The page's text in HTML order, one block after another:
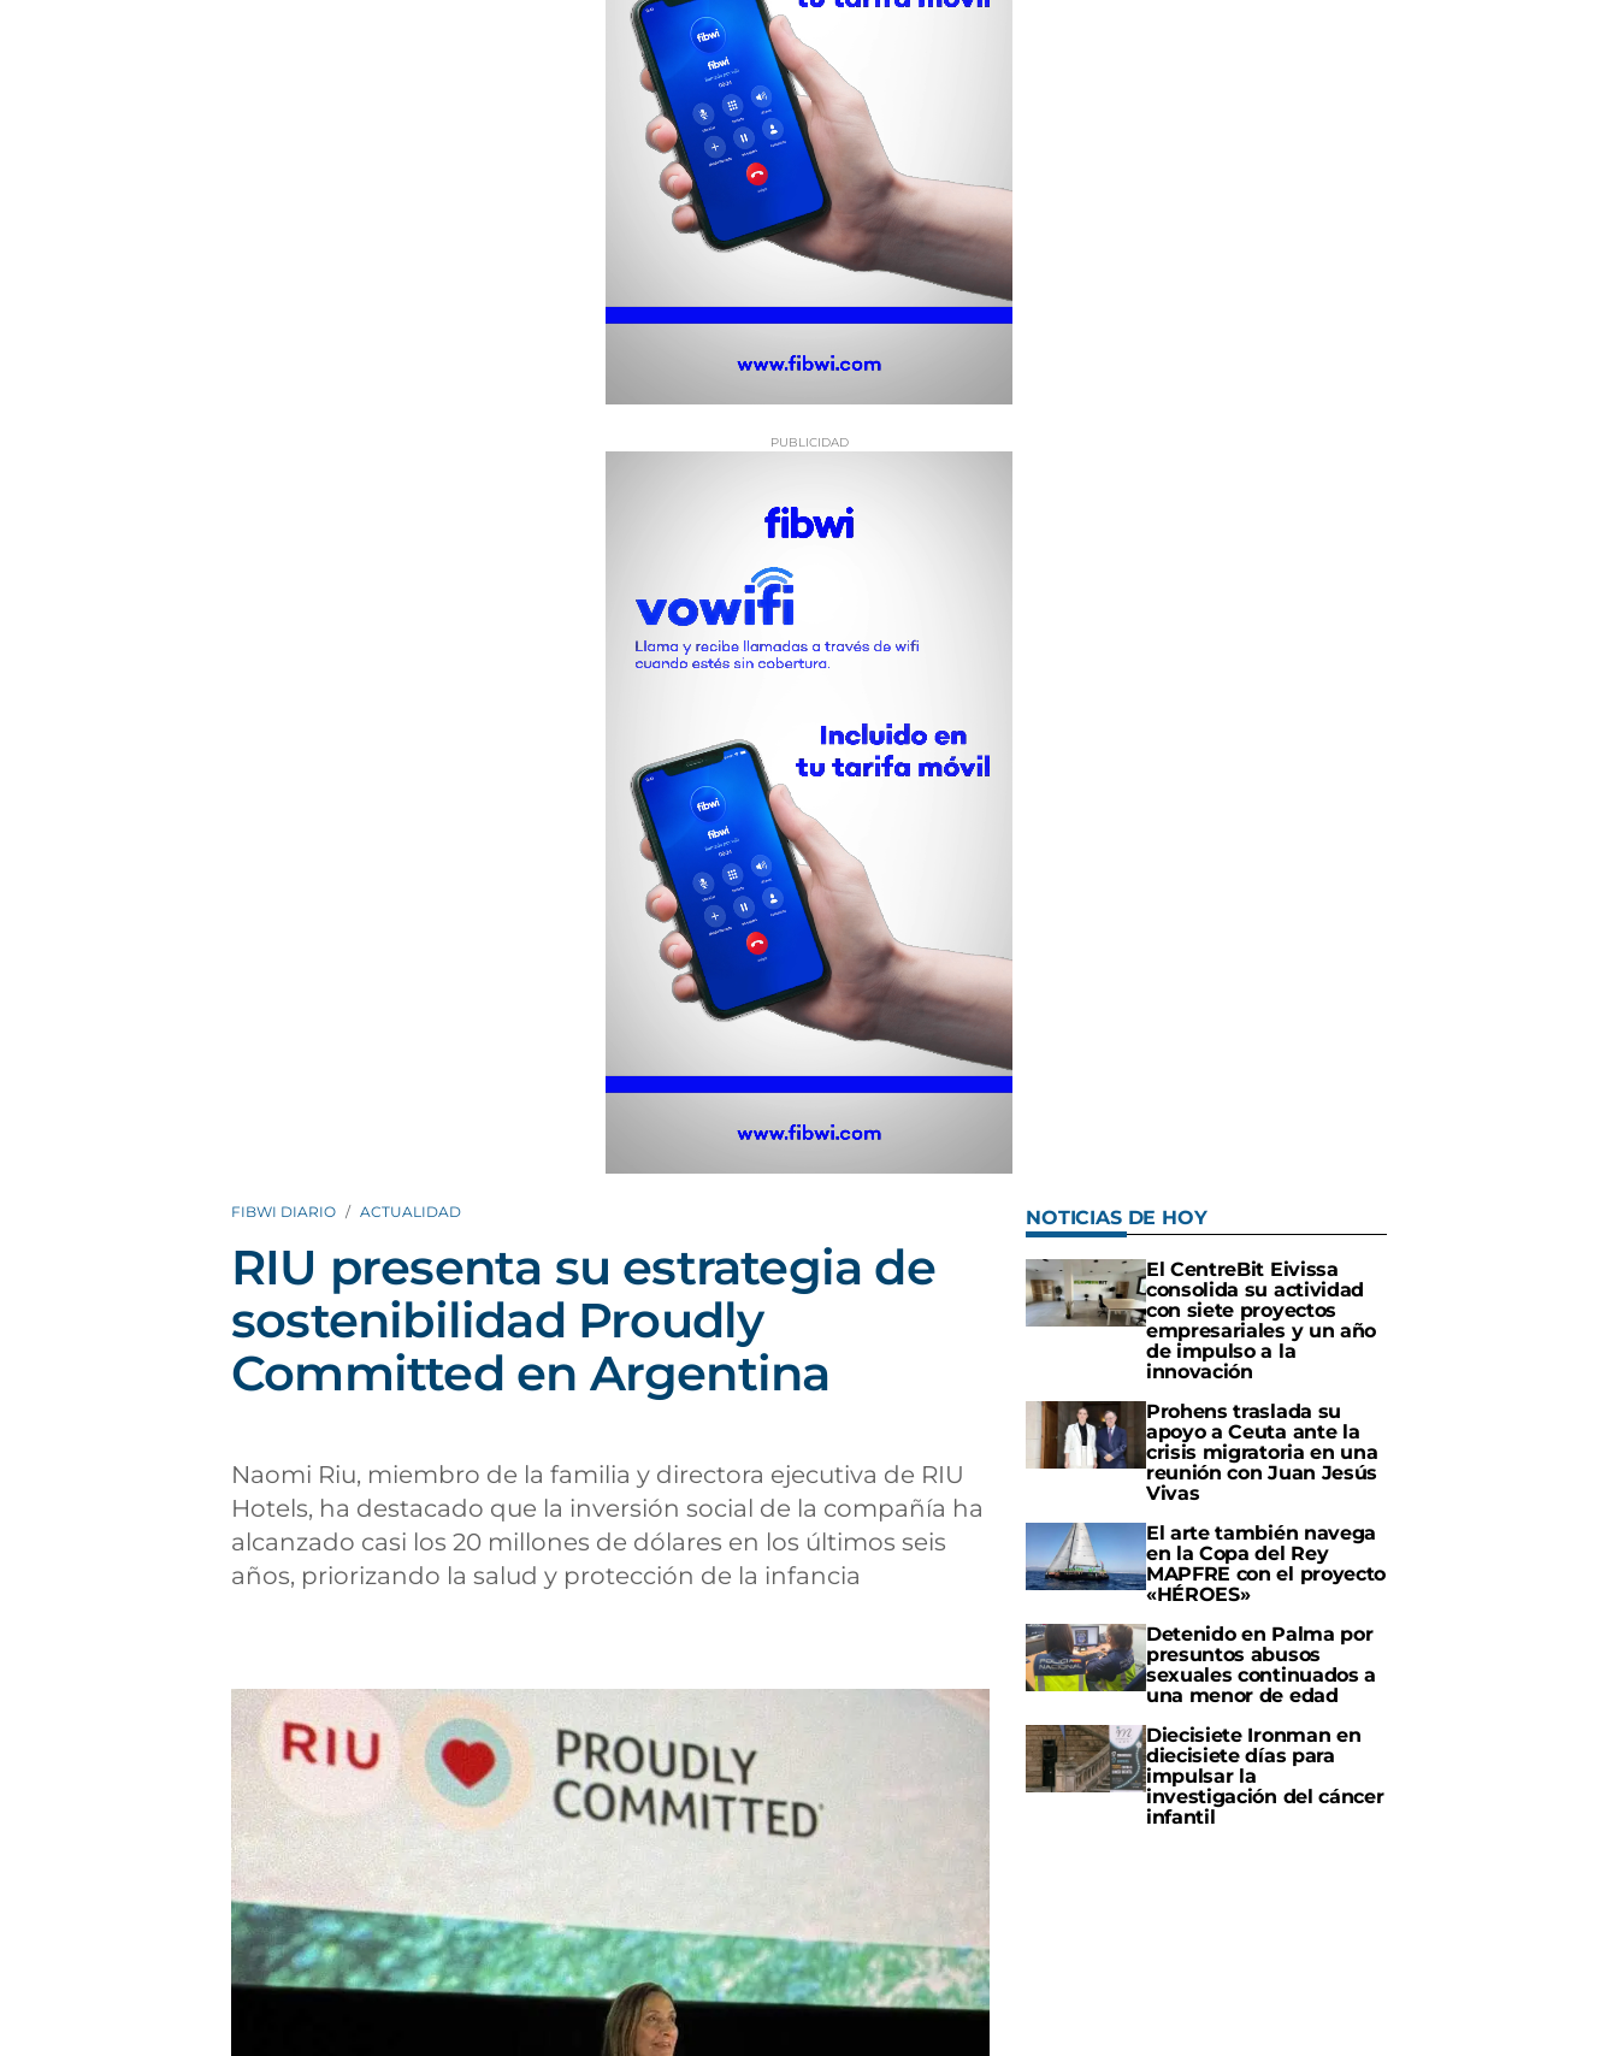
FIBWI DIARIO ACTUALIDAD
RIU presenta su estrategia de
sostenibilidad Proudly
Committed en Argentina
Naomi Riu, miembro de la familia y directora ejecutiva de RIU
Hotels, ha destacado que la inversión social de la compañía ha
alcanzado casi los 20 millones de dólares en los últimos seis
años, priorizando la salud y protección de la infancia
NOTICIAS DE HOY
El CentreBit Eivissa
consolida su actividad
con siete proyectos
empresariales y un año
de impulso a la
innovación
Prohens traslada su
apoyo a Ceuta ante la
crisis migratoria en una
reunión con Juan Jesús
Vivas
El arte también navega
en la Copa del Rey
MAPFRE con el proyecto
«HÉROES»
Detenido en Palma por
presuntos abusos
sexuales continuados a
una menor de edad
Diecisiete Ironman en
diecisiete días para
impulsar la
investigación del cáncer
infantil